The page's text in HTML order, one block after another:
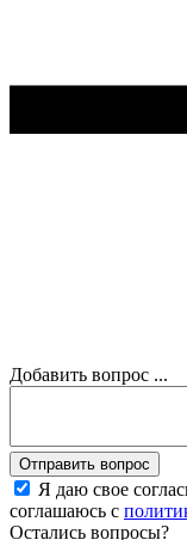
Добавить вопрос ...
Отправить вопрос
Я даю свое
соглашаюсь с
Остались вопросы?